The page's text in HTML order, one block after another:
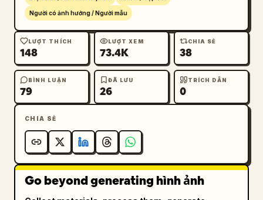
Người có ảnh hưởng / Người mẫu
LƯỢT THÍCH
148
LƯỢT XEM
73.4K
CHIA SẺ
38
BÌNH LUẬN
79
ĐÃ LƯU
26
TRÍCH DẪN
0
CHIA SẺ
Go beyond generating hình ảnh